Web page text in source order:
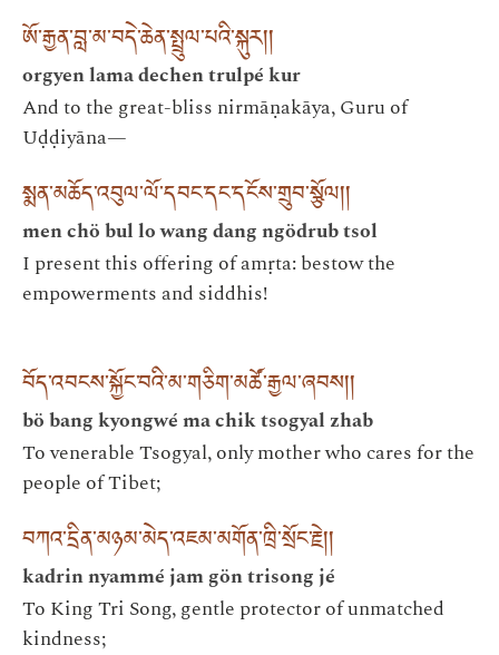
ཨོ་རྒྱན་བླ་མ་བདེ་ཆེན་སྤྲུལ་པའི་སྐུར། །
orgyen lama dechen trulpé kur
And to the great-bliss nirmāṇakāya, Guru of
Uḍḍiyāna—
སྨན་མཆོད་འབུལ་ལོ་དབང་དང་དངོས་གྲུབ་སྩོལ། །
men chö bul lo wang dang ngödrub tsol
I present this offering of amṛta: bestow the
empowerments and siddhis!
བོད་འབངས་སྐྱོང་བའི་མ་གཅིག་མཚོ་རྒྱལ་ཞབས། །
bö bang kyongwé ma chik tsogyal zhab
To venerable Tsogyal, only mother who cares for the
people of Tibet;
བཀའ་དྲིན་མཉམ་མེད་འཇམ་མགོན་ཁྲི་སྲོང་རྗེ། །
kadrin nyammé jam gön trisong jé
To King Tri Song, gentle protector of unmatched
kindness;